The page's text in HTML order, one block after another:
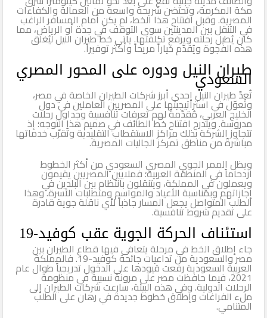
مكة المكرمة، وتحتضن شريحة واسعة من العمالة والكفاءات
المصرية. وقبل افتتاح هذا الخط، لم يكن أمام المسافر الراغب
في التنقل بين المدينتين سوى التوقف في جدة أو الرياض، مما
كان يُطيل رحلته ويرفع تكلفتها. يأتي خط طيران النيل ليُغلق
هذه الفجوة ويُقدّم خياراً مريحاً وأكثر توفيراً.
طيران النيل ودوره على المحور المصري
السعودي
تُعدّ طيران النيل إحدى أبرز شركات الطيران الخاصة في مصر،
وتُعوّل في استراتيجيتها على المصريين العاملين في دول
الخليج العربي، مُقدّمةً لهم تعرفات تنافسية وجداول رحلات
مدروسة. ويندرج افتتاح خط الطائف في صميم هذا التوجه؛ إذ
تتجاوز الشركة بذلك مراكز الاستقطاب التقليدية وتُقرّب خدماتها
مباشرةً من مناطق تمركز الجاليات المصرية.
ويظل الممر الجوي المصري السعودي من أكثر الخطوط
ازدحاماً في المنطقة العربية؛ فملايين المصريين يقيمون
ويعملون في المملكة، ويتنقلون بانتظام بين البلدين في
إجازاتهم وبمناسبة الأعياد والمواسم ومتطلبات الأسرة. وهذا
الطلب المتواصل يجعل المسار جاذباً لأي ناقلة جوية قادرة
على تقديم شروط تنافسية.
استئناف الحركة الجوية عقب كوفيد-19
جاء إطلاق الخط في مرحلة يتعافى فيها قطاع الطيران بين
مصر والسعودية من تداعيات جائحة كوفيد-19. فالمملكة
العربية السعودية رفعت قيودها على الدخول تدريجياً طوال عام
2021، فيما حافظت مصر على مرونة نسبية في منظومة
الرحلات الدولية. وفي هذه البيئة، سارعت شركات الطيران إلى
ملء الفراغات وإطلاق خطوط جديدة في رهان على الطلب
المتنامي.